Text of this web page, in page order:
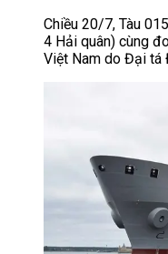
Chiều 20/7, Tàu
4 Hải quân) cùng
Việt Nam do Đại tá